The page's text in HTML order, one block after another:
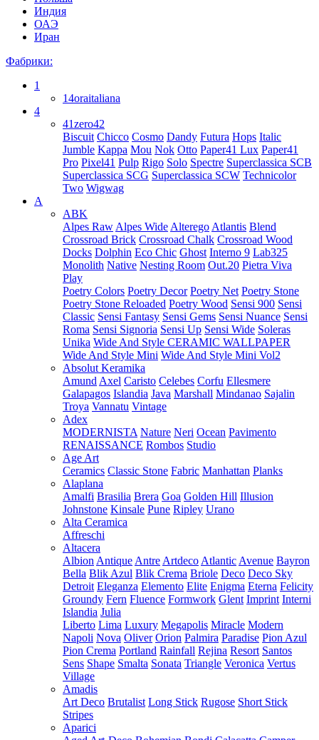
Индия
ОАЭ
Иран
Фабрики:
1
14oraitaliana
4
41zero42
Biscuit Chicco Cosmo Dandy Futura Hops Italic
Jumble Kappa Mou Nok Otto Paper41 Lux Paper41
Pro Pixel41 Pulp Rigo Solo Spectre Superclassica SCB
Superclassica SCG Superclassica SCW Technicolor
Two Wigwag
A
ABK
Alpes Raw Alpes Wide Alterego Atlantis Blend
Crossroad Brick Crossroad Chalk Crossroad Wood
Docks Dolphin Eco Chic Ghost Interno 9 Lab325
Monolith Native Nesting Room Out.20 Pietra Viva
Play
Poetry Colors Poetry Decor Poetry Net Poetry Stone
Poetry Stone Reloaded Poetry Wood Sensi 900 Sensi
Classic Sensi Fantasy Sensi Gems Sensi Nuance Sensi
Roma Sensi Signoria Sensi Up Sensi Wide Soleras
Unika Wide And Style CERAMIC WALLPAPER
Wide And Style Mini Wide And Style Mini Vol2
Absolut Keramika
Amund Axel Caristo Celebes Corfu Ellesmere
Galapagos Islandia Java Marshall Mindanao Sajalin
Troya Vannatu Vintage
Adex
MODERNISTA Nature Neri Ocean Pavimento
RENAISSANCE Rombos Studio
Age Art
Ceramics Classic Stone Fabric Manhattan Planks
Alaplana
Amalfi Brasilia Brera Goa Golden Hill Illusion
Johnstone Kinsale Pune Ripley Urano
Alta Ceramica
Affreschi
Altacera
Albion Antique Antre Artdeco Atlantic Avenue Bayron
Bella Blik Azul Blik Crema Briole Deco Deco Sky
Detroit Eleganza Elemento Elite Enigma Eterna Felicity
Groundy Fern Fluence Formwork Glent Imprint Interni
Islandia Julia
Liberto Lima Luxury Megapolis Miracle Modern
Napoli Nova Oliver Orion Palmira Paradise Pion Azul
Pion Crema Portland Rainfall Rejina Resort Santos
Sens Shape Smalta Sonata Triangle Veronica Vertus
Village
Amadis
Art Deco Brutalist Long Stick Rugose Short Stick
Stripes
Aparici